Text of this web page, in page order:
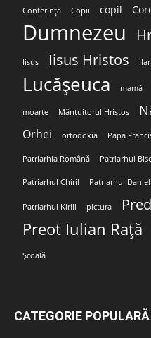
Conferință Copii copil
Dumnezeu
Iisus Iisus Hristos
Lucășeuca mamă
moarte Mântuitorul Hristos
Orhei ortodoxia Papa
Patriarhia Română Patriarhul
Patriarhul Chiril Patriarhul Daniel
Patriarhul Kirill pictura
Preot Iulian Rață
Școală
CATEGORIE POPULARĂ